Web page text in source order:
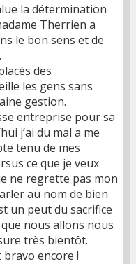
la détermination
Therrien a
le bon sens et de
des
les gens sans
gestion.
entreprise pour sa
j’ai du mal a me
tenu de mes
ce que je veux
ne regrette pas mon
au nom de bien
un peut du sacrifice
nous allons nous
très bientôt.
encore !